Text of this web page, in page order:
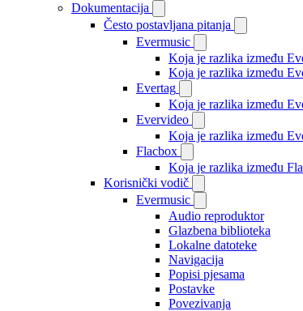
Dokumentacija
Često postavljana pitanja
Evermusic
Koja je razlika između
Koja je razlika između
Evertag
Koja je razlika između
Evervideo
Koja je razlika između
Flacbox
Koja je razlika između
Korisnički vodič
Evermusic
Audio reproduktor
Glazbena biblioteka
Lokalne datoteke
Navigacija
Popisi pjesama
Postavke
Povezivanja